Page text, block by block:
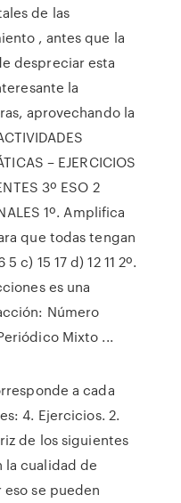
de las
, antes que la
despreciar esta
la
aprovechando la
– EJERCICIOS
3º ESO 2
1º. Amplifica
que todas tengan
c) 15 17 d) 12 11 2º.
es una
Número
Mixto ...
a cada
4. Ejercicios. 2.
de los siguientes
la cualidad de
se pueden